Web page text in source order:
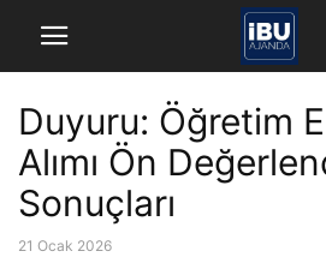
Duyuru: Öğretim
Alımı Ön
Sonuçları
21 Ocak 2026